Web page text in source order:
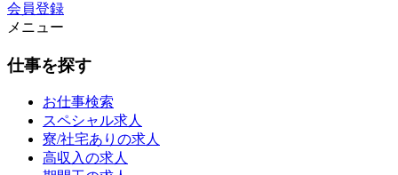
会員登録
メニュー
仕事を探す
お仕事検索
スペシャル求人
寮/社宅ありの求人
高収入の求人